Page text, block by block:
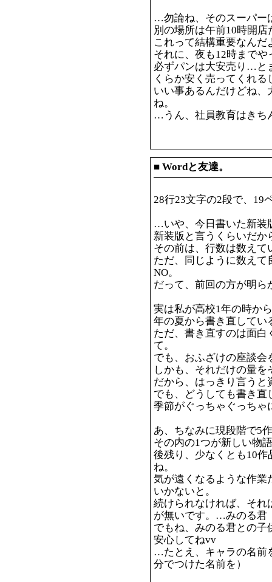
…勿論ね、そのスーパー
別の場所は午前10時開
これって結構重要なんだ
それに、夜も12時まで
必ずパンは大安売り…と
くらか安く売ってくれる
いい事あるんだけどね、
ね。
…うん、社員教育はきち
■ Wordと友達。
28行23文字の2段で、19
…いや、今日書いた新装
新装版と言うくらいだか
その前は、行数は数えて
ただ、同じように数えて
NO。
だって、前回の方が明ら
実は私が高校1年の時か
年の夏から書き直してい
ただ、書き直すのは面白
て。
でも、おふざけの座談会
しかも、それだけの量
だから、はっきり言う
でも、どうしても書き直
季節がぐっちゃぐっち
あ、ちなみに現段階で5
その内の1つが新しい物
後残り、少なくとも10
ね。
気が遠くなるような作業
いかないと。
続けられなければ、それ
が無いです。…みのる君
でもね、みのる君との子
安心してねvv
…たとえ、キャラの名前
分でつけた名前を）